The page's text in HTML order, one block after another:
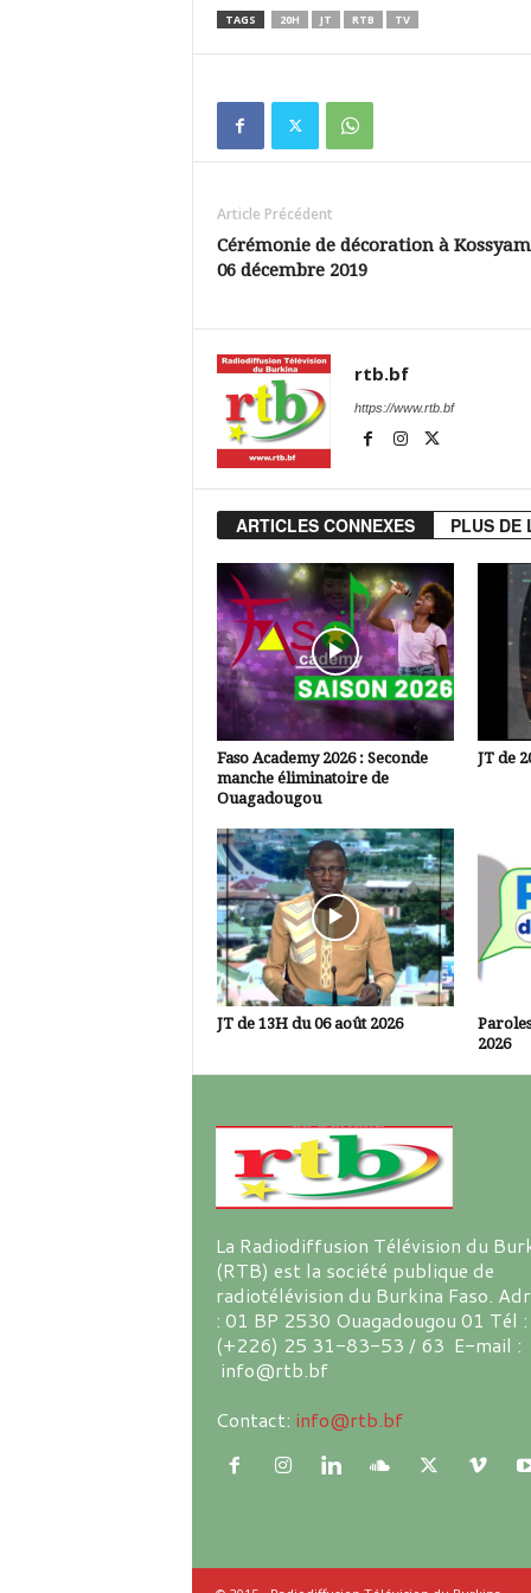
TAGS 20H JT RTB TV
Article Précédent
Cérémonie de décoration à
06 décembre 2019
rtb.bf
https://www.rtb.bf
ARTICLES CONNEXES PLUS DE
Faso Academy 2026 : Seconde
manche éliminatoire de
Ouagadougou
JT de
JT de 13H du 06 août 2026
2026
La Radiodiffusion Télévision du
(RTB) est la société publique de
radiotélévision du Burkina Faso.
: 01 BP 2530 Ouagadougou 01 Tél :
(+226) 25 31-83-53 / 63 E-mail :
info@rtb.bf
Contact: info@rtb.bf